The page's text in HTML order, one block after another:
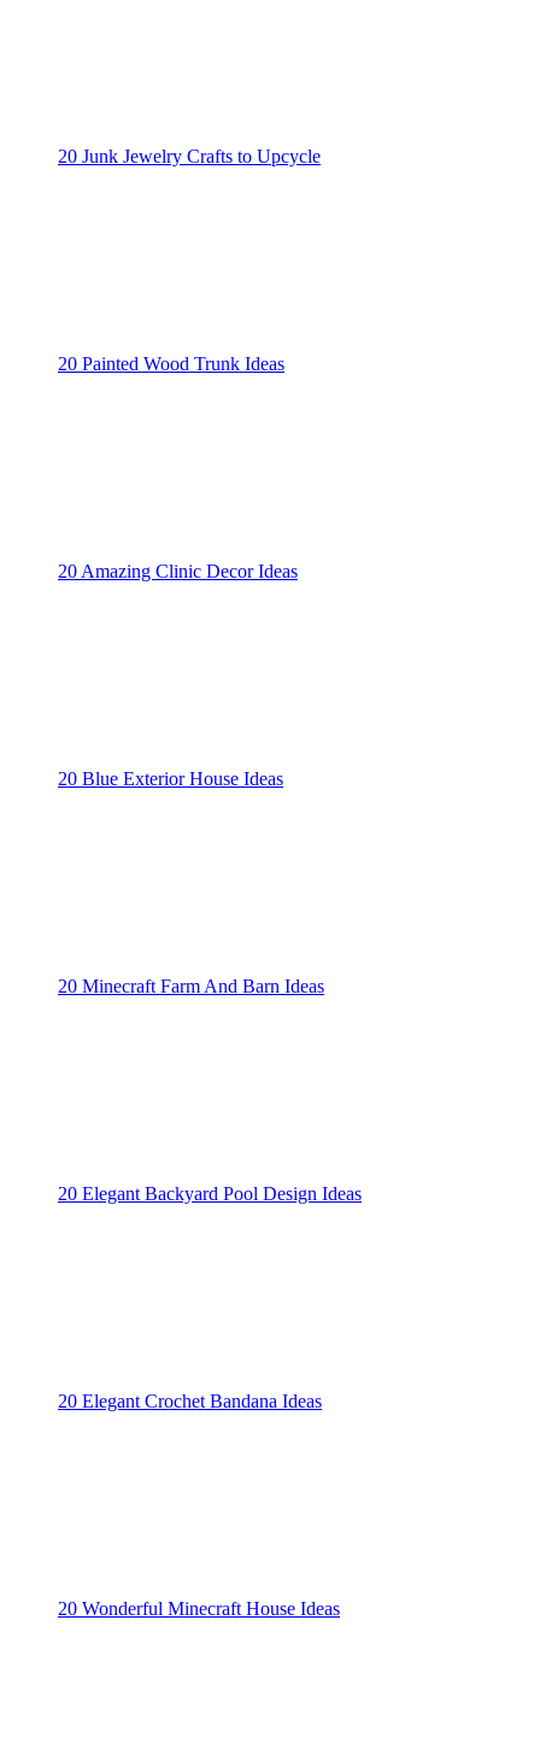
20 Junk Jewelry Crafts to Upcycle
20 Painted Wood Trunk Ideas
20 Amazing Clinic Decor Ideas
20 Blue Exterior House Ideas
20 Minecraft Farm And Barn Ideas
20 Elegant Backyard Pool Design Ideas
20 Elegant Crochet Bandana Ideas
20 Wonderful Minecraft House Ideas